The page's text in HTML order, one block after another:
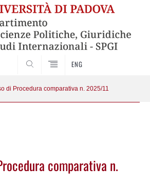
ENG
di Procedura comparativa n. 2025/11
comparativa n.